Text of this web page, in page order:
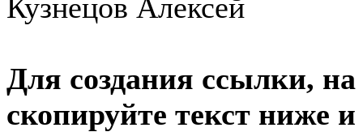
Кузнецов Алексей
Для создания ссылки,
скопируйте текст ниже